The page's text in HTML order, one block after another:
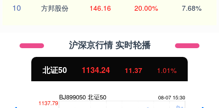
10 方邦股份 146.16 20.00% 7.68%
沪深京行情 实时轮播
北证50 1134.24 11.37 1.01%